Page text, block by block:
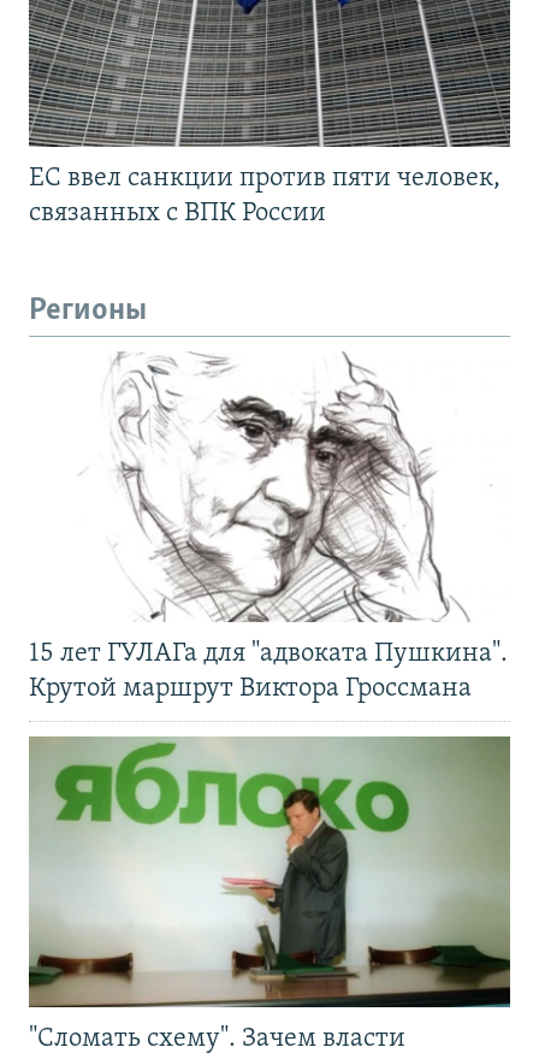
ЕС ввел санкции против пяти человек,
связанных с ВПК России
Регионы
15 лет ГУЛАГа для "адвоката Пушкина".
Крутой маршрут Виктора Гроссмана
"Сломать схему". Зачем власти